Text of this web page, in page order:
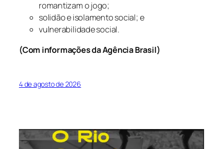
romantizam o jogo;
solidão e isolamento social; e
vulnerabilidade social.
(Com informações da Agência Brasil)
4 de agosto de 2026